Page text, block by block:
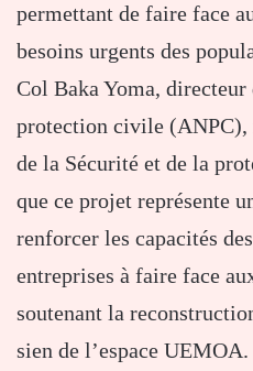
permettant de faire face
besoins urgents des
Col Baka Yoma,
protection civile (ANPC),
de la Sécurité et de la
que ce projet représente
renforcer les capacités
entreprises à faire face
soutenant la
sien de l’espace UEMOA.